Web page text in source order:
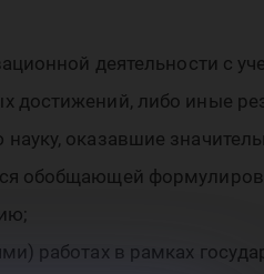
деятельности с
либо иные
оказавшие
обобщающей
работах в рамках